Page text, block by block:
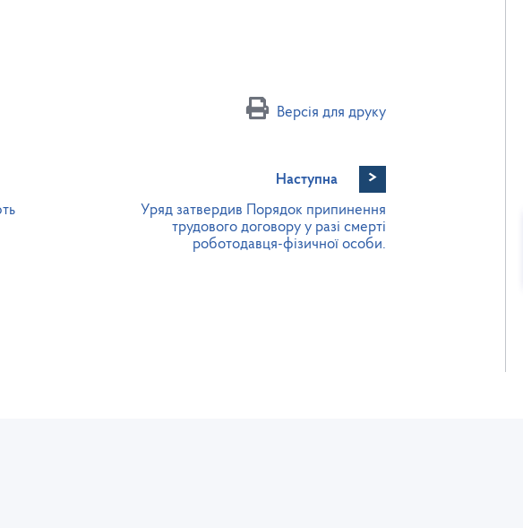
Версія для друку
Наступна >
Уряд затвердив Порядок припинення
трудового договору у разі смерті
роботодавця-фізичної особи.